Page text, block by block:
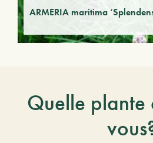
ARMERIA maritima
Quelle plante